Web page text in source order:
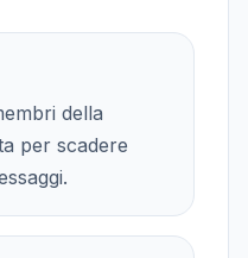
della
per scadere